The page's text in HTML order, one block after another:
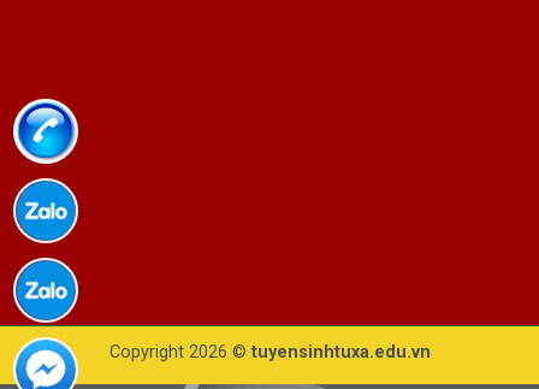
Copyright 2026 © tuyensinhtuxa.edu.vn